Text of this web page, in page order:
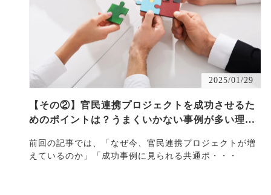
2025/01/29
【その②】官民連携プロジェクトを成功させるた
めのポイントは？うまくいかない事例が多い理由
前回の記事では、「なぜ今、官民連携プロジェクトが増
えているのか」「成功事例に見られる共通ポ・・・